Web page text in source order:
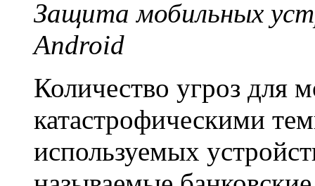
Защита мобильных
Android
Количество угроз для
катастрофическими
используемых